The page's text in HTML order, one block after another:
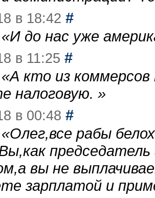
в 18:42 #
«И до нас уже
в 11:25 #
«А кто из
налоговую. »
в 00:48 #
«Олег,все рабы
вы не
зарплатой и